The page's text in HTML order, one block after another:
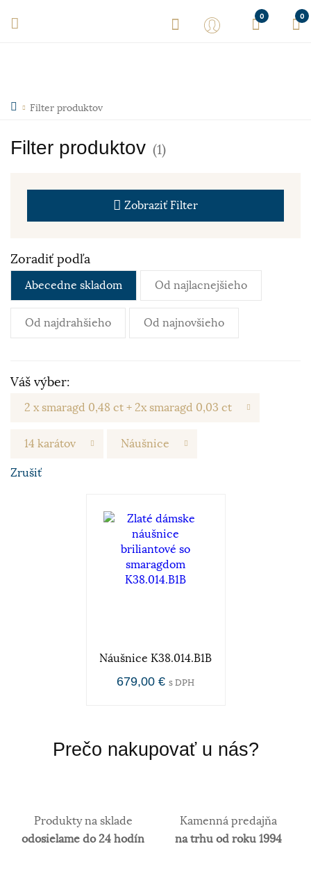
0 0
Filter produktov
Filter produktov (1)
Zobraziť Filter
Zoradiť podľa
Abecedne skladom Od najlacnejšieho
Od najdrahšieho Od najnovšieho
Váš výber:
2 x smaragd 0,48 ct + 2x smaragd 0,03 ct
14 karátov Náušnice
Zrušiť
Náušnice K38.014.B1B
679,00 € s DPH
Prečo nakupovať u nás?
Produkty na sklade
odosielame do 24 hodín
Kamenná predajňa
na trhu od roku 1994